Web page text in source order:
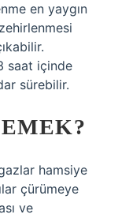
en yaygın
saat içinde
sürebilir.
hamsiye
çürümeye
ve